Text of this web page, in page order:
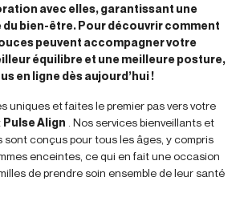
avec elles, garantissant une
bien-être. Pour découvrir comment
peuvent accompagner votre
équilibre et une meilleure posture,
en ligne dès aujourd’hui !
uniques et faites le premier pas vers votre
Pulse Align . Nos services bienveillants et
sont conçus pour tous les âges, y compris
enceintes, ce qui en fait une occasion
de prendre soin ensemble de leur santé